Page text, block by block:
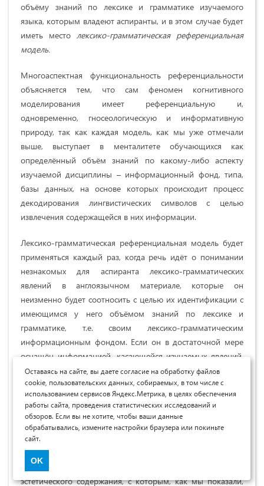
объёму знаний по лексике и грамматике изучаемого
языка, которым владеют аспиранты, и в этом случае будет
иметь место лексико-грамматическая референциальная
модель.
Многоаспектная функциональность референциальности
объясняется тем, что сам феномен когнитивного
моделирования имеет референциальную и,
одновременно, гносеологическую и информативную
природу, так как каждая модель, как мы уже отмечали
выше, выступает в менталитете обучающихся как
определённый объём знаний по какому-либо аспекту
изучаемой дисциплины – информационный фонд, типа,
базы данных, на основе которых происходит процесс
декодирования лингвистических символов с целью
извлечения содержащейся в них информации.
Лексико-грамматическая референциальная модель будет
применяться каждый раз, когда речь идёт о понимании
незнакомых для аспиранта лексико-грамматических
явлений в англоязычном материале, которые он
неизменно будет соотносить с целью их идентификации с
имеющимся у него объёмом знаний по лексике и
грамматике, т.е. своим лексико-грамматическим
информационным фондом. Если он в достаточной мере
оснащён информацией, касающейся изучаемых явлений,
то их идентификация не вызовет трудностей.
Учитывая научную и одновременно художественную
направленность англоязычного материала, с которым
имеют дело аспиранты художественных специальностей,
лексико-грамматическая референциальная модель
должна, отвечая этой цели, содержать соответствующую
информацию. Таков лексический материал с семантикой
эстетического содержания, с которым, как мы показали,
Оставаясь на сайте, вы даете согласие на обработку файлов
cookie, пользовательских данных, собираемых, в том числе с
использованием сервисов Яндекс.Метрика, в целях обеспечения
работы сайта, проведения статистических исследований и
обзоров. Если вы не хотите, чтобы ваши данные
обрабатывались, измените настройки браузера или покиньте
сайт.
OK